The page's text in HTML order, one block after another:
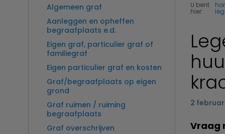
Algemeen graf
Aanleggen en opheffen
begraafplaats e.d.
Eigen graf, particulier graf of
familiegraf
Eigen particulier graf en kosten
Graf/begraafplaats op eigen
grond
Graf ruimen / ruiming
begraafplaats
Graf overschrijven
U bent
hier:
2
Vraag